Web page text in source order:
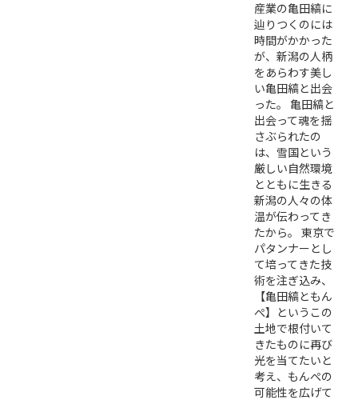
産業の亀田縞に
辿りつくのには
時間がかかった
が、新潟の人柄
をあらわす美し
い亀田縞と出会
った。 亀田縞と
出会って魂を揺
さぶられたの
は、雪国という
厳しい自然環境
とともに生きる
新潟の人々の体
温が伝わってき
たから。 東京で
パタンナーとし
て培ってきた技
術を注ぎ込み、
【亀田縞ともん
ぺ】というこの
土地で根付いて
きたものに再び
光を当てたいと
考え、もんぺの
可能性を広げて